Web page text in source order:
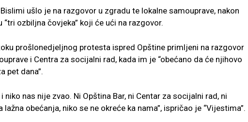
ušlo je na razgovor u zgradu te lokalne samouprave, nakon
ozbiljna čovjeka” koji će ući na razgovor.
prošlonedjeljnog protesta ispred Opštine primljeni na razgovor
i Centra za socijalni rad, kada im je “obećano da će njihovo
pet dana”.
niko nas nije zvao. Ni Opština Bar, ni Centar za socijalni rad, ni
obećanja, niko se ne okreće ka nama”, ispričao je “Vijestima”.